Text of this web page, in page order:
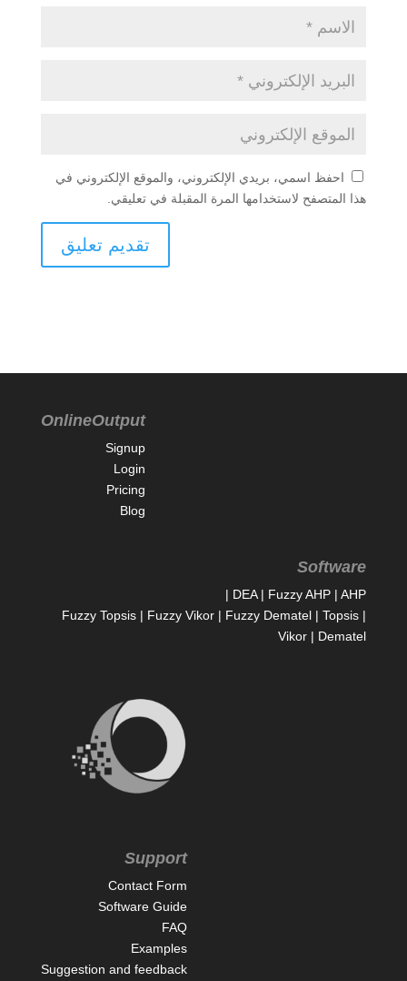
احفظ اسمي، بريدي الإلكتروني، والموقع الإلكتروني في
هذا المتصفح لاستخدامها المرة المقبلة في تعليقي.
OnlineOutput
Signup
Login
Pricing
Blog
Software
DEA| Fuzzy AHP |AHP
|
Fuzzy Topsis | Fuzzy Vikor | Fuzzy Dematel |Topsis |
Vikor | Dematel
Support
Contact Form
Software Guide
FAQ
Examples
Suggestion and feedback